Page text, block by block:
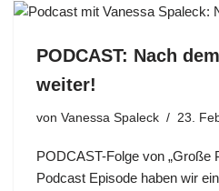
PODCAST: Nach
weiter!
von Vanessa Spaleck 23.
PODCAST-Folge von „Große
Podcast Episode haben wir